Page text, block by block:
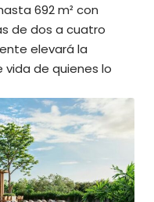
692 m² con
de dos a cuatro
elevará la
de quienes lo